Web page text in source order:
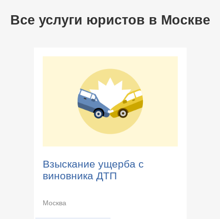
Все услуги юристов в Москве
Взыскание ущерба с
виновника ДТП
Москва